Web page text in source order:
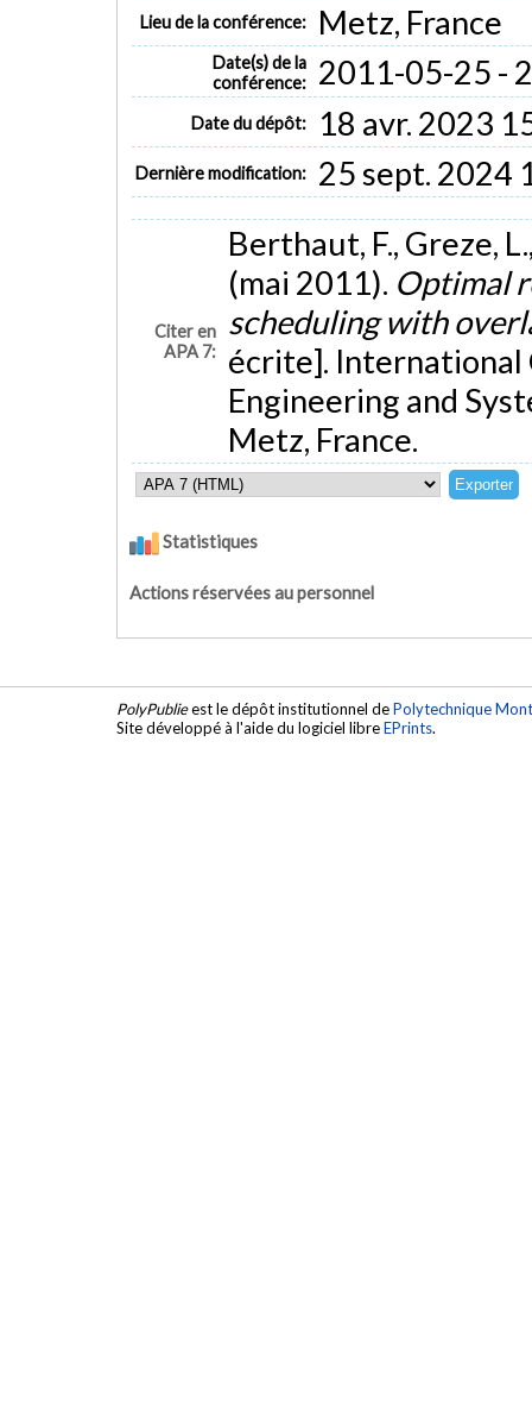
Lieu de la conférence: Metz, France
Date(s) de la
conférence:
2011-05-25 -
Date du dépôt: 18 avr. 2023
Dernière modification: 25 sept. 2024
Citer en
APA 7:
Berthaut, F., Greze,
(mai 2011). Optimal
scheduling with
écrite]. International
Engineering and
Metz, France.
Statistiques
Actions réservées au personnel
PolyPublieest le dépôt institutionnel dePolytechnique
Site développé à l'aide du logiciel libreEPrints.